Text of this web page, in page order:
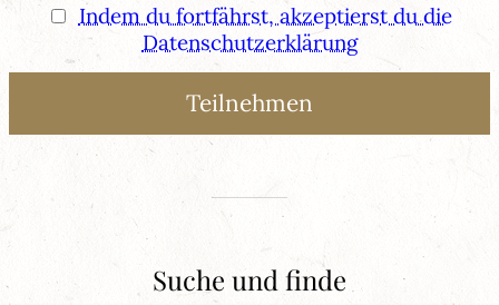
Indem du fortfährst, akzeptierst du die
Datenschutzerklärung
Suche und finde